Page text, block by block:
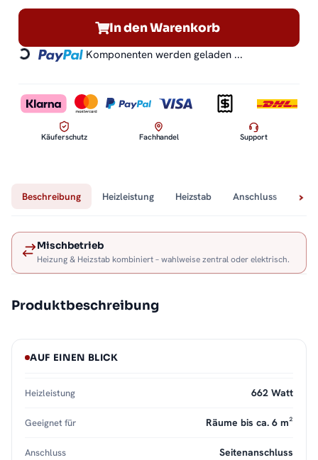
In den Warenkorb
Loading... Komponenten werden geladen ...
Käuferschutz Fachhandel Support
Beschreibung Heizleistung Heizstab Anschluss
Mischbetrieb
Heizung & Heizstab kombiniert – wahlweise zentral oder elektrisch.
Produktbeschreibung
AUF EINEN BLICK
Heizleistung 662 Watt
Geeignet für Räume bis ca. 6 m²
Anschluss Seitenanschluss